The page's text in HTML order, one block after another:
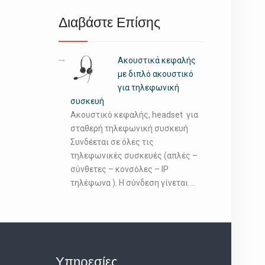
Διαβάστε Επίσης
Ακουστικά κεφαλής
με διπλό ακουστικό
για τηλεφωνική
συσκευή
Ακουστικό κεφαλής, headset για
σταθερή τηλεφωνική συσκευή
Συνδέεται σε όλες τις
τηλεφωνικές συσκευές (απλές –
σύνθετες – κονσόλες – IP
τηλέφωνα ). Η σύνδεση γίνεται …
Υπηρεσίες